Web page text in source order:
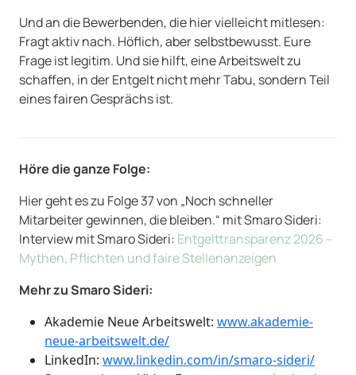
Und an die Bewerbenden, die hier vielleicht mitlesen:
Fragt aktiv nach. Höflich, aber selbstbewusst. Eure
Frage ist legitim. Und sie hilft, eine Arbeitswelt zu
schaffen, in der Entgelt nicht mehr Tabu, sondern Teil
eines fairen Gesprächs ist.
Höre die ganze Folge:
Hier geht es zu Folge 37 von „Noch schneller
Mitarbeiter gewinnen, die bleiben.“ mit Smaro Sideri:
Interview mit Smaro Sideri: Entgelttransparenz 2026 –
Mythen, Pflichten und faire Stellenanzeigen
Mehr zu Smaro Sideri:
Akademie Neue Arbeitswelt: www.akademie-
neue-arbeitswelt.de/
LinkedIn: www.linkedin.com/in/smaro-sideri/